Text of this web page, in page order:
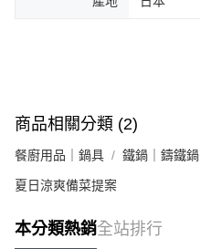
商品相關分類 (2)
餐廚用品｜鍋具 鐵鍋｜鑄鐵鍋
夏日涼爽備菜提案
本分類熱銷全站排行